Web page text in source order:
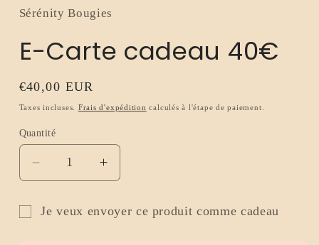
1
dans
fenêtre
modale
Sérénity Bougies
E-Carte cadeau 40€
Prix
habituel
€40,00 EUR
Taxes incluses. Frais d'expédition calculés à l'étape de paiement.
Quantité
Réduire
la
de
Augmenter
la
de
Je veux envoyer ce produit comme cadeau